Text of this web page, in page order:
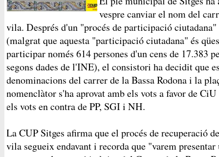
vespre canviar el nom del
vila. Després d'un "procés de participació
(malgrat que aquesta "participació ciutadana" és
participar només 614 persones d'un cens de 17.383
segons dades de l'INE), el consistori ha decidit que
denominacions del carrer de la Bassa Rodona i la
nomenclàtor s'ha aprovat amb els vots a favor de
els vots en contra de PP, SGI i NH.
La CUP Sitges afirma que el procés de recuperació
vila segueix endavant i recorda que "varem